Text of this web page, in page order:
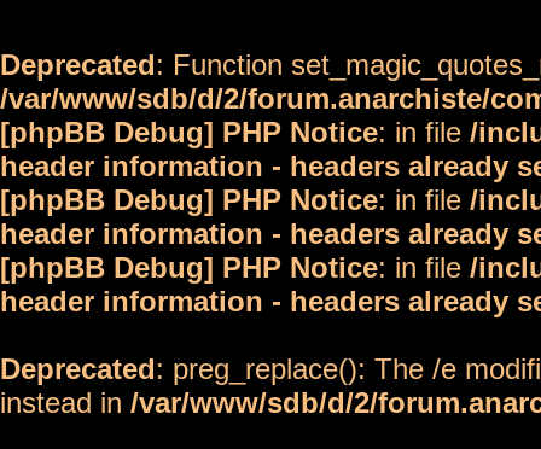
Deprecated: Function
/var/www/sdb/d/2/forum.anarchiste/
[phpBB Debug] PHP Notice: in file /
header information - headers already
[phpBB Debug] PHP Notice: in file /
header information - headers already
[phpBB Debug] PHP Notice: in file /
header information - headers already
Deprecated: preg_replace(): The /e
instead in /var/www/sdb/d/2/